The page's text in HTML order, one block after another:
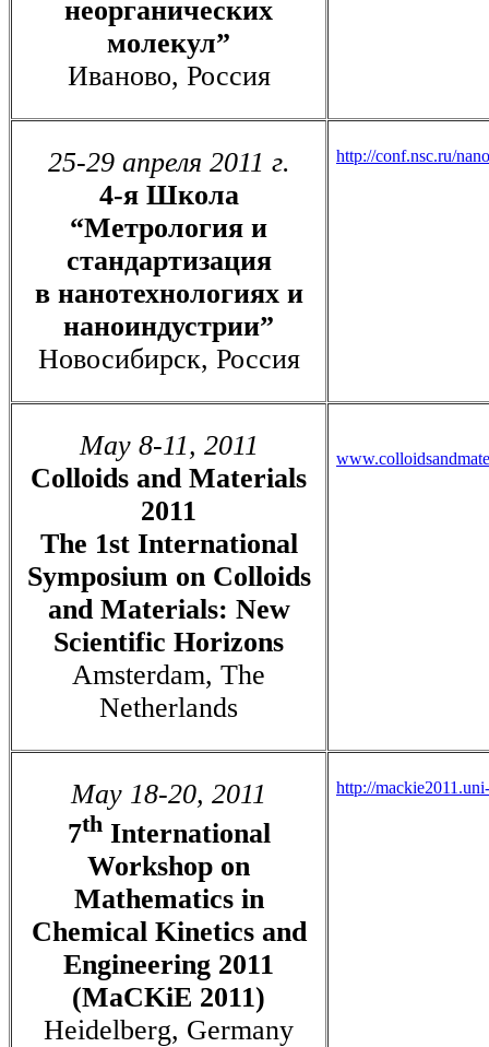
неорганических
молекул”
Иваново, Россия
25-29 апреля 2011 г.
4-я Школа
“Метрология и
стандартизация
в нанотехнологиях и
наноиндустрии”
Новосибирск, Россия
http://conf.nsc.ru/
May 8-11, 2011
Colloids and Materials
2011
The 1st International
Symposium on Colloids
and Materials: New
Scientific Horizons
Amsterdam, The
Netherlands
May 18-20, 2011
7thInternational
Workshop on
Mathematics in
Chemical Kinetics and
Engineering 2011
(MaCKiE 2011)
Heidelberg, Germany
http://